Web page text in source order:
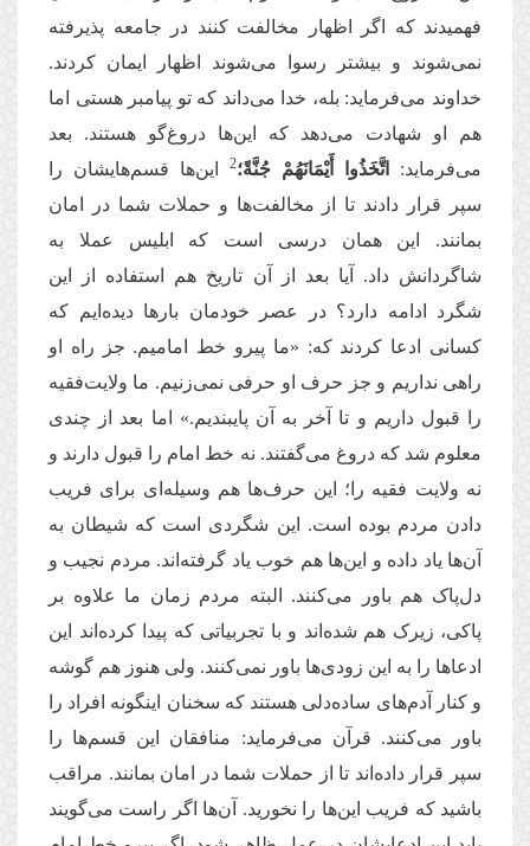
فهمیدند که اگر اظهار مخالفت کنند در جامعه پذیرفته
نمی‌شوند و بیشتر رسوا می‌شوند اظهار ایمان کردند.
خداوند می‌فرماید: بله، خدا می‌داند که تو پیامبر هستی اما
هم او شهادت می‌دهد که این‌ها دروغ‌گو هستند. بعد
می‌فرماید:
اتَّخَذُوا أَیْمَانَهُمْ جُنَّةً؛2
این‌ها قسم‌هایشان را
سپر قرار دادند تا از مخالفت‌ها و حملات شما در امان
بمانند. این همان درسی است که ابلیس عملا به
شاگردانش داد. آیا بعد از آن تاریخ هم استفاده از این
شگرد ادامه دارد؟ در عصر خودمان بارها دیده‌ایم که
کسانی ادعا کردند که: «ما پیرو خط امامیم. جز راه او
راهی نداریم و جز حرف او حرفی نمی‌زنیم. ما ولایت‌فقیه
را قبول داریم و تا آخر به آن پایبندیم.» اما بعد از چندی
معلوم شد که دروغ می‌گفتند. نه خط امام را قبول دارند و
نه ولایت فقیه را؛ این حرف‌ها هم وسیله‌ای برای فریب
دادن مردم بوده است. این شگردی است که شیطان به
آن‌ها یاد داده و این‌ها هم خوب یاد گرفته‌اند. مردم نجیب و
دل‌پاک هم باور می‌کنند. البته مردم زمان ما علاوه بر
پاکی، زیرک هم شده‌اند و با تجربیاتی که پیدا کرده‌اند این
ادعاها را به این زودی‌ها باور نمی‌کنند. ولی هنوز هم گوشه
و کنار آدم‌های ساده‌دلی هستند که سخنان این­گونه افراد را
باور می‌کنند. قرآن می‌فرماید: منافقان این قسم‌ها را
سپر قرار داده‌اند تا از حملات شما در امان بمانند. مراقب
باشید که فریب این‌ها را نخورید. آن‌ها اگر راست می‌گویند